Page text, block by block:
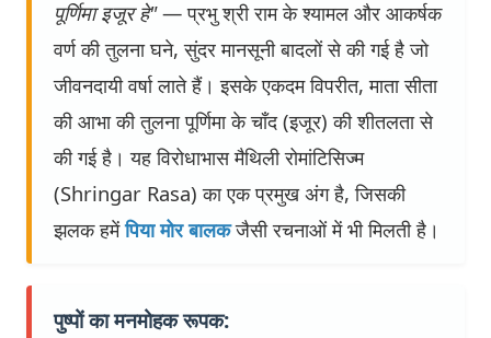
पूर्णिमा इजूर हे"— प्रभु श्री राम के श्यामल और आकर्षक
वर्ण की तुलना घने, सुंदर मानसूनी बादलों से की गई है जो
जीवनदायी वर्षा लाते हैं। इसके एकदम विपरीत, माता सीता
की आभा की तुलना पूर्णिमा के चाँद (इजूर) की शीतलता से
की गई है। यह विरोधाभास मैथिली रोमांटिसिज्म
(Shringar Rasa) का एक प्रमुख अंग है, जिसकी
झलक हमेंपिया मोर बालकजैसी रचनाओं में भी मिलती है।
पुष्पों का मनमोहक रूपक: